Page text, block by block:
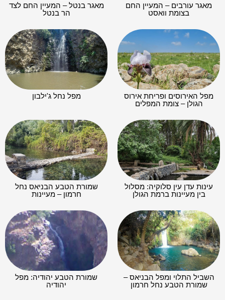
מאגר עורבים – המעיין החם
בצומת וואסט
מאגר בנטל – המעיין החם לצד
הר בנטל
מפל האירוסים ופריחת אירוס
הגולן – צומת המפלים
מפל נחל ג'ילבון
עינות עדן עין סלוקיה: מסלול
בין מעיינות ברמת הגולן
שמורת הטבע הבניאס נחל
חרמון – מעיינות
השביל התלוי ומפל הבניאס –
שמורת הטבע נחל חרמון
שמורת הטבע יהודיה: מפל
יהודיה